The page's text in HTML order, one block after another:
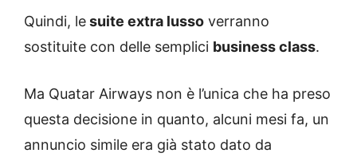
Quindi, lesuite extra lusso verranno
sostituite con delle semplici business class.
Ma Quatar Airways non è l’unica che ha preso
questa decisione in quanto, alcuni mesi fa, un
annuncio simile era già stato dato da